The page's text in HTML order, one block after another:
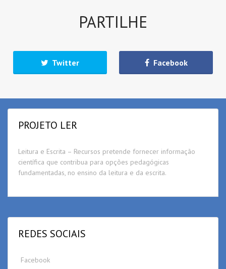
PARTILHE
Twitter Facebook
PROJETO LER
Leitura e Escrita – Recursos pretende fornecer informação
científica que contribua para opções pedagógicas
fundamentadas, no ensino da leitura e da escrita.
REDES SOCIAIS
Facebook